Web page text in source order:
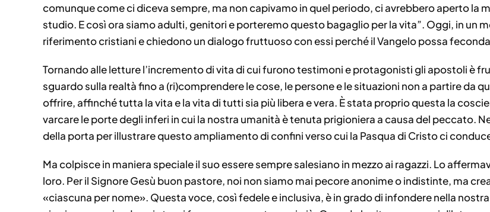
comunque come ci diceva sempre, ma non capivamo in quel periodo, ci avrebbero aperto la
studio. E così ora siamo adulti, genitori e porteremo questo bagaglio per la vita”. Oggi, in un
riferimento cristiani e chiedono un dialogo fruttuoso con essi perché il Vangelo possa
Tornando alle letture l’incremento di vita di cui furono testimoni e protagonisti gli apostoli è
sguardo sulla realtà fino a (ri)comprendere le cose, le persone e le situazioni non a partire da
offrire, affinché tutta la vita e la vita di tutti sia più libera e vera. È stata proprio questa la
varcare le porte degli inferi in cui la nostra umanità è tenuta prigioniera a causa del peccato.
della porta per illustrare questo ampliamento di confini verso cui la Pasqua di Cristo ci
Ma colpisce in maniera speciale il suo essere sempre salesiano in mezzo ai ragazzi. Lo
loro. Per il Signore Gesù buon pastore, noi non siamo mai pecore anonime o indistinte, ma
«ciascuna per nome». Questa voce, così fedele e inclusiva, è in grado di infondere nella